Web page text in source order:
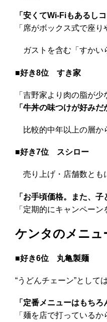
「安くてWi-Fiもあるし
「席がボックス式で座り
ガストを含む「すかい
■好き8位 すき家
「吉野家より肉の脂が
「牛丼の味つけが好みだ
比較的中年以上の層か
■好き7位 スシロー
売り上げ・店舗数とも
「お手頃価格。また、
「定期的にキャンペー
ケンタのメニュ
■好き6位 丸亀製麺
“うどんチェーン”とし
「定番メニューはもち
「麺を店で打っているか